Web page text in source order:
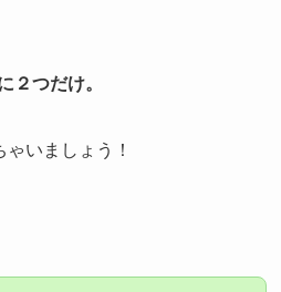
２つだけ。
いましょう！